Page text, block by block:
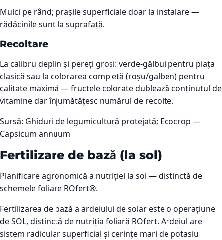
Mulci pe rând; prașile superficiale doar la instalare —
rădăcinile sunt la suprafață.
Recoltare
La calibru deplin și pereți groși: verde-gălbui pentru piața
clasică sau la colorarea completă (roșu/galben) pentru
calitate maximă — fructele colorate dublează conținutul de
vitamine dar înjumătățesc numărul de recolte.
Sursă: Ghiduri de legumicultură protejată; Ecocrop —
Capsicum annuum
Fertilizare de bază (la sol)
Planificare agronomică a nutriției la sol — distinctă de
schemele foliare ROfert®.
Fertilizarea de bază a ardeiului de solar este o operațiune
de SOL, distinctă de nutriția foliară ROfert. Ardeiul are
sistem radicular superficial și cerințe mari de potasiu